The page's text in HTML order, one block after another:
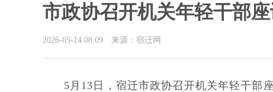
市政协召开机关年轻干部
2026-05-14 08:09 来源：宿迁网
5月13日，宿迁市政协召开机关年轻干部